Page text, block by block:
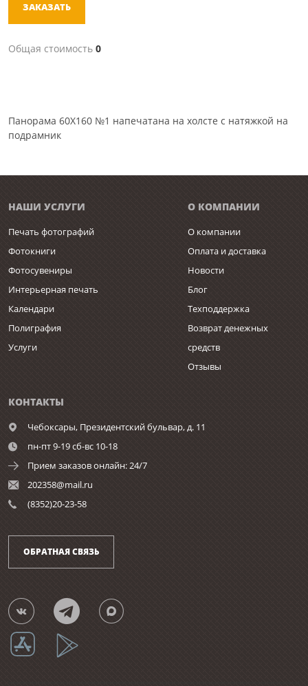
ЗАКАЗАТЬ
Общая стоимость 0
Панорама 60Х160 №1 напечатана на холсте с натяжкой на
подрамник
НАШИ УСЛУГИ
Печать фотографий
Фотокниги
Фотосувениры
Интерьерная печать
Календари
Полиграфия
Услуги
О КОМПАНИИ
О компании
Оплата и доставка
Новости
Блог
Техподдержка
Возврат денежных
средств
Отзывы
КОНТАКТЫ
Чебоксары, Президентский бульвар, д. 11
пн-пт 9-19 сб-вс 10-18
Прием заказов онлайн: 24/7
202358@mail.ru
(8352)20-23-58
ОБРАТНАЯ СВЯЗЬ